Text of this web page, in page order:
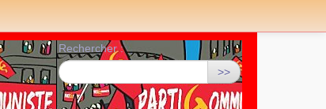
Rechercher :
>>